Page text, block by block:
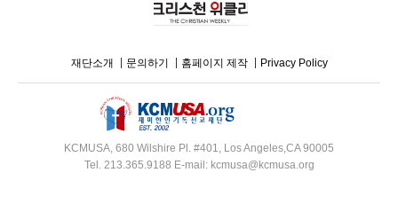
재단소개 문의하기 홈페이지 제작 Privacy Policy
KCMUSA, 680 Wilshire Pl. #401, Los Angeles,CA 90005
Tel. 213.365.9188 E-mail: kcmusa@kcmusa.org